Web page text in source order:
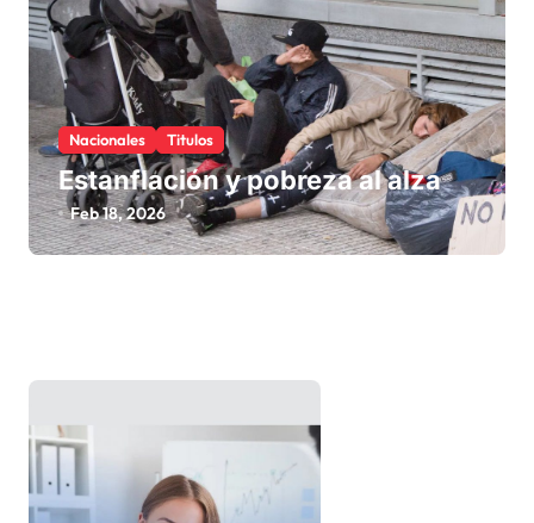
Nacionales Titulos
Estanflación y pobreza al alza
Feb 18, 2026